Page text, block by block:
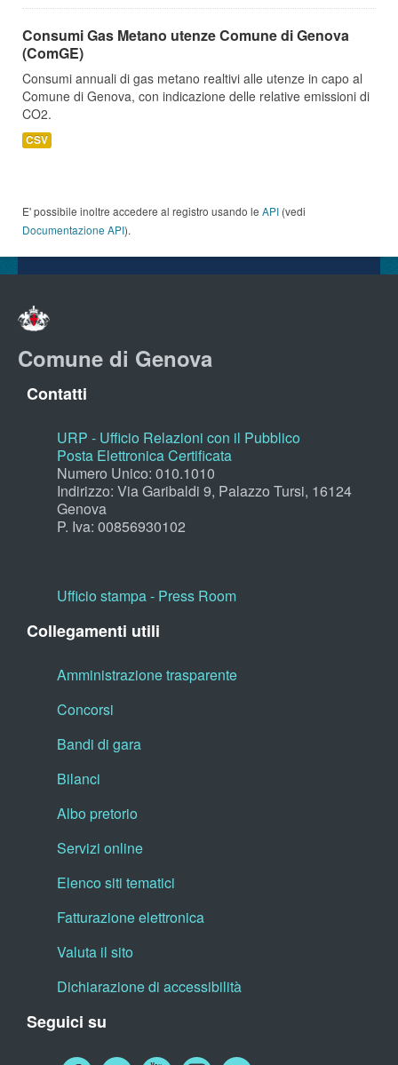
Consumi Gas Metano utenze Comune di Genova
(ComGE)
Consumi annuali di gas metano realtivi alle utenze in capo al
Comune di Genova, con indicazione delle relative emissioni di
CO2.
CSV
E' possibile inoltre accedere al registro usando le API (vedi
Documentazione API).
Comune di Genova
Contatti
URP - Ufficio Relazioni con il Pubblico
Posta Elettronica Certificata
Numero Unico: 010.1010
Indirizzo: Via Garibaldi 9, Palazzo Tursi, 16124
Genova
P. Iva: 00856930102
Ufficio stampa - Press Room
Collegamenti utili
Amministrazione trasparente
Concorsi
Bandi di gara
Bilanci
Albo pretorio
Servizi online
Elenco siti tematici
Fatturazione elettronica
Valuta il sito
Dichiarazione di accessibilità
Seguici su